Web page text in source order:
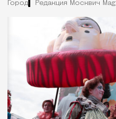
Город Редакция Москвич Mag